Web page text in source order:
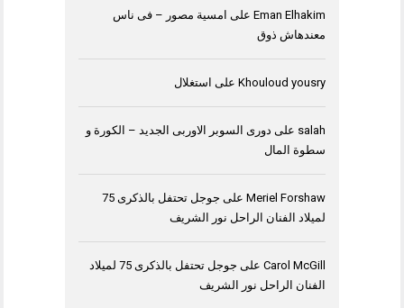
Eman Elhakim على امسية مصور – فى ناس
معندهاش ذوق
Khouloud yousry على استغلال
salah على دورى السوبر الاوربى الجديد – الكورة و
سطوة المال
Meriel Forshaw على
جوجل تحتفل بالذكرى 75
لميلاد الفنان الراحل نور الشريف
Carol McGill على
جوجل تحتفل بالذكرى 75 لميلاد
الفنان الراحل نور الشريف